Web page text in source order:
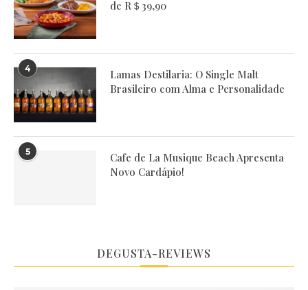
de R＄39,90
4
Lamas Destilaria: O Single Malt
Brasileiro com Alma e Personalidade
5
Cafe de La Musique Beach Apresenta
Novo Cardápio!
DEGUSTA-REVIEWS